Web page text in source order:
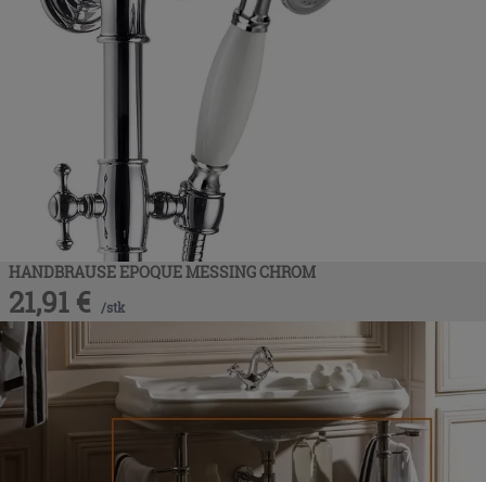
HANDBRAUSE EPOQUE MESSING CHROM
21,91 € /stk